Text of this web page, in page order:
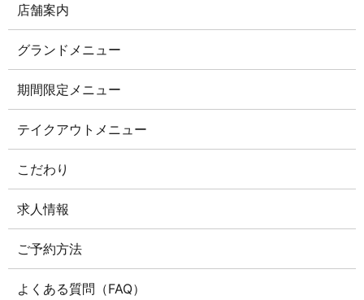
店舗案内
グランドメニュー
期間限定メニュー
テイクアウトメニュー
こだわり
求人情報
ご予約方法
よくある質問（FAQ）